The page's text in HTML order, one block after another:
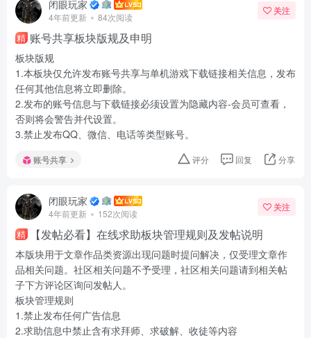
闭眼玩家
4年前更新 84次阅读
关注
精 账号共享板块版规及申明
板块版规
1.本板块仅允许发布账号共享与单机游戏下载链接相关信息，发布
任何其他信息将立即删除。
2.发布的账号信息与下载链接必须设置为隐藏内容-会员可查看，
否则将会警告并代设置。
3.禁止发布QQ、微信、电话等类型账号。
账号共享 评分 回复 分享
闭眼玩家
4年前更新 152次阅读
关注
精 【发帖必看】在线求助板块管理规则及发帖说明
本版块用于文章作品类资源出现问题时提问解决，仅受理文章作
品相关问题。社区相关问题不予受理，社区相关问题请到相关帖
子下方评论区询问发帖人。
板块管理规则
1.禁止发布任何广告信息
2.求助信息中禁止含有求拜师、求破解、收徒等内容